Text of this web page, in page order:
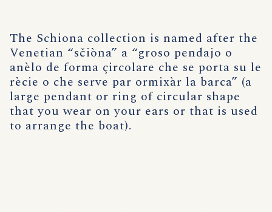
The Schiona collection is named after the
Venetian “sčiòna” a “groso pendajo o
anèlo de forma çircolare che se porta su le
rècie o che serve par ormixàr la barca” (a
large pendant or ring of circular shape
that you wear on your ears or that is used
to arrange the boat).